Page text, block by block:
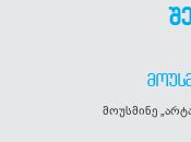
მოუსმინე